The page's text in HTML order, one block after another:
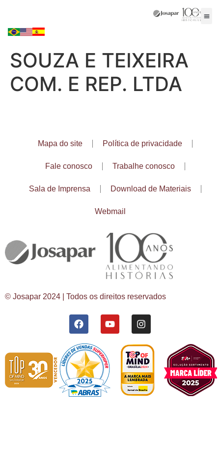
SOUZA E TEIXEIRA
COM. E REP. LTDA
Mapa do site Política de privacidade
Fale conosco Trabalhe conosco
Sala de Imprensa Download de Materiais
Webmail
© Josapar 2024 | Todos os direitos reservados